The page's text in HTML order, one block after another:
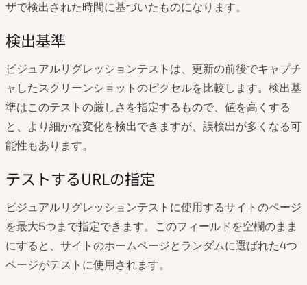
ザで検出された時間に基づいたものになります。
検出基準
ビジュアルリグレッションテストは、更新の前後でキャプチ
ャしたスクリーンショットのピクセルを比較します。検出基
準はこのテストの厳しさを指定するもので、値を高くする
と、より細かな変化を検出できますが、誤検出が多くなる可
能性もあります。
テストするURLの指定
ビジュアルリグレッションテストに使用するサイトのページ
を最大5つまで指定できます。このフィールドを空欄のまま
にすると、サイトのホームページとランダムに選ばれた4つ
ページがテストに使用されます。